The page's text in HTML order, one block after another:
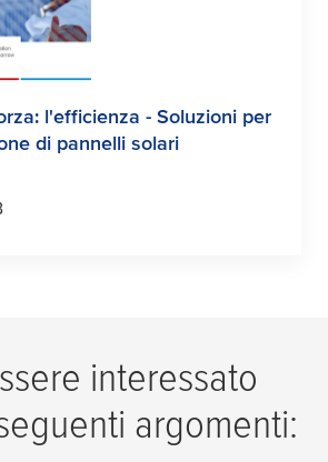
l'efficienza - Soluzioni per
di pannelli solari
interessato
argomenti: